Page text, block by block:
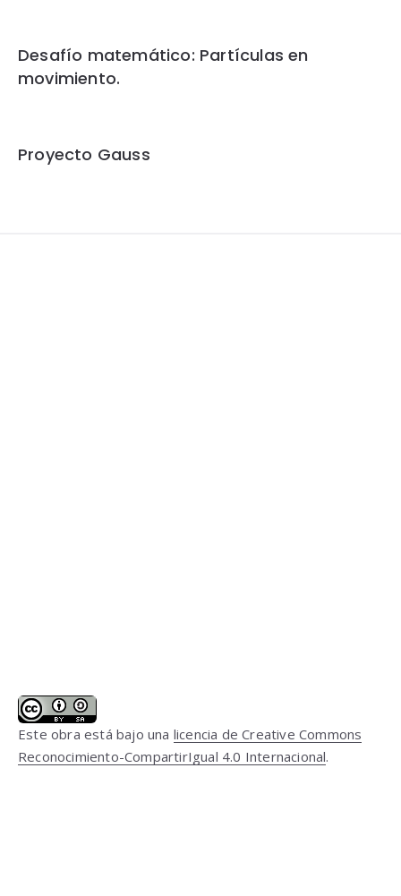
Desafío matemático: Partículas en
movimiento.
Proyecto Gauss
Este obra está bajo una licencia de Creative Commons
Reconocimiento-CompartirIgual 4.0 Internacional.